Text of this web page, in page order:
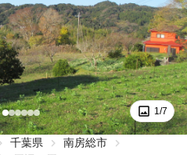
1/7
千葉県
南房総市